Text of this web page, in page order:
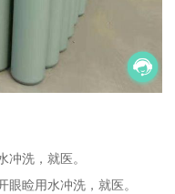
冲洗，就医。
睑用水冲洗，就医。